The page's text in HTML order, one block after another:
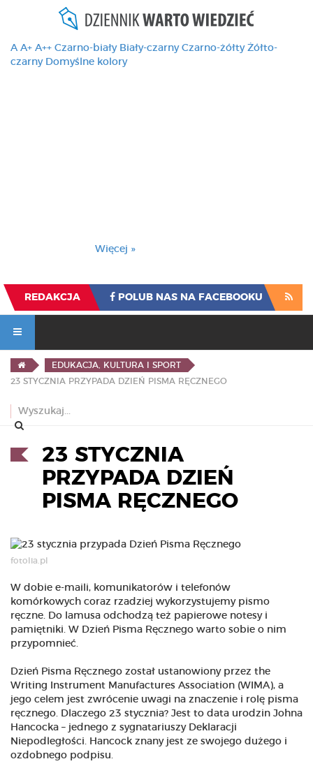
A A+ A++ Czarno-biały Biały-czarny Czarno-żółty Żółto-
czarny Domyślne kolory
Więcej »
REDAKCJA POLUB NAS NA FACEBOOKU
EDUKACJA, KULTURA I SPORT
23 STYCZNIA PRZYPADA DZIEŃ PISMA RĘCZNEGO
23 STYCZNIA
PRZYPADA DZIEŃ
PISMA RĘCZNEGO
fotolia.pl
W dobie e-maili, komunikatorów i telefonów
komórkowych coraz rzadziej wykorzystujemy pismo
ręczne. Do lamusa odchodzą też papierowe notesy i
pamiętniki. W Dzień Pisma Ręcznego warto sobie o nim
przypomnieć.
Dzień Pisma Ręcznego został ustanowiony przez the
Writing Instrument Manufactures Association (WIMA), a
jego celem jest zwrócenie uwagi na znaczenie i rolę pisma
ręcznego. Dlaczego 23 stycznia? Jest to data urodzin Johna
Hancocka – jednego z sygnatariuszy Deklaracji
Niepodległości. Hancock znany jest ze swojego dużego i
ozdobnego podpisu.